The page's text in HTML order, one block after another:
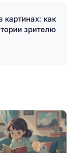
как
зрителю